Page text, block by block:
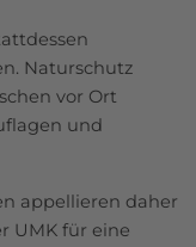
Naturschutz
vor Ort
und
appellieren daher
UMK für eine